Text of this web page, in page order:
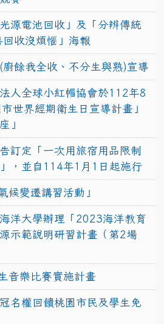
源電池回收」及「分辨傳統
收沒煩惱」海報
廚餘我全收、不分生與熟)宣導
人全球小紅帽協會於112年8
世界經期衛生日宣導計畫」
」
訂定「一次用旅宿用品限制
，並自114年1月1日起施行
候變遷講習活動」
洋大學辦理「2023海洋教育
示範說明研習計畫（第2場
音樂比賽實施計畫
名權回饋桃園市民及學生免